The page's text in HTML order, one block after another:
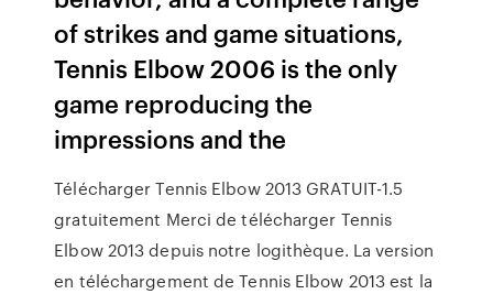
of strikes and game situations,
Tennis Elbow 2006 is the only
game reproducing the
impressions and the
Télécharger Tennis Elbow 2013 GRATUIT-1.5
gratuitement Merci de télécharger Tennis
Elbow 2013 depuis notre logithèque. La version
en téléchargement de Tennis Elbow 2013 est la